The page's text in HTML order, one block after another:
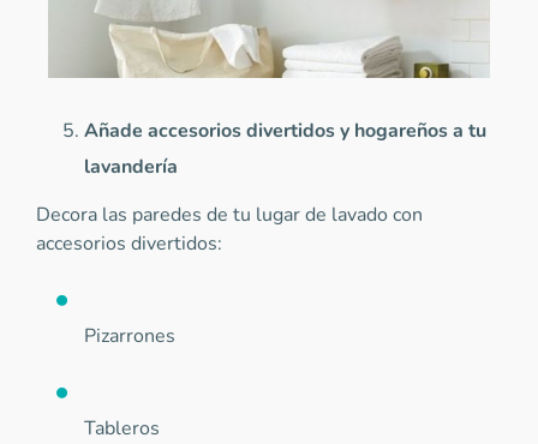
Añade accesorios divertidos y hogareños a tu
lavandería
Decora las paredes de tu lugar de lavado con
accesorios divertidos:
Pizarrones
Tableros